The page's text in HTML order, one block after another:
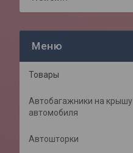
Товары
Автобагажники на крышу
автомобиля
Автошторки